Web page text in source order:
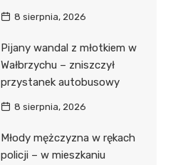
8 sierpnia, 2026
Pijany wandal z młotkiem w
Wałbrzychu – zniszczył
przystanek autobusowy
8 sierpnia, 2026
Młody mężczyzna w rękach
policji – w mieszkaniu